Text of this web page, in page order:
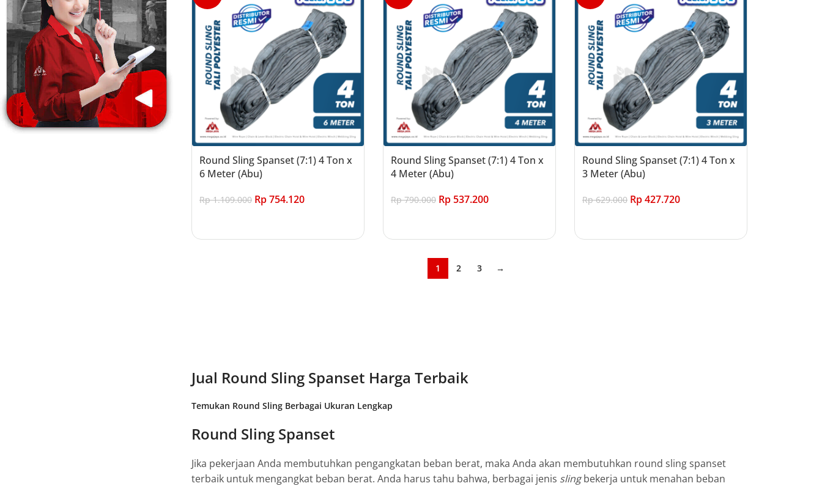
Round Sling Spanset (7:1) 4 Ton x
6 Meter (Abu)
Rp1.109.000 Rp754.120
Round Sling Spanset (7:1) 4 Ton x
4 Meter (Abu)
Rp790.000 Rp537.200
Round Sling Spanset (7:1) 4 Ton x
3 Meter (Abu)
Rp629.000 Rp427.720
1 2 3 →
Jual Round Sling Spanset Harga Terbaik
Temukan Round Sling Berbagai Ukuran Lengkap
Round Sling Spanset
Jika pekerjaan Anda membutuhkan pengangkatan beban berat, maka Anda akan membutuhkan round sling spanset
terbaik untuk mengangkat beban berat. Anda harus tahu bahwa, berbagai jenis slingbekerja untuk menahan beban